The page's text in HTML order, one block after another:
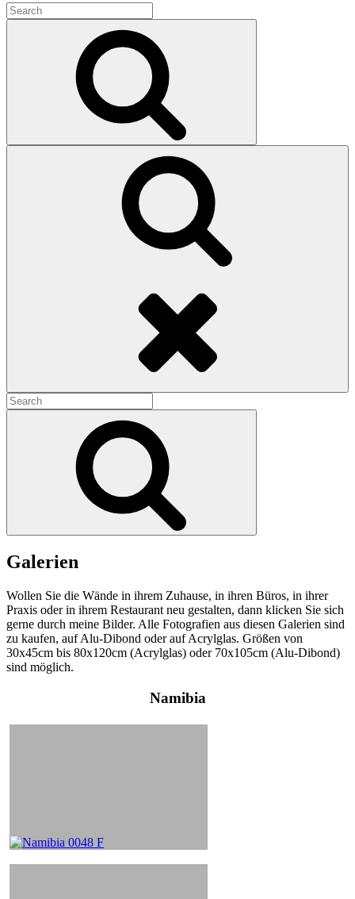
Search
for:
Search
for:
Galerien
Wollen Sie die Wände in ihrem Zuhause, in ihren Büros, in ihrer
Praxis oder in ihrem Restaurant neu gestalten, dann klicken Sie sich
gerne durch meine Bilder. Alle Fotografien aus diesen Galerien sind
zu kaufen, auf Alu-Dibond oder auf Acrylglas. Größen von
30x45cm bis 80x120cm (Acrylglas) oder 70x105cm (Alu-Dibond)
sind möglich.
Namibia